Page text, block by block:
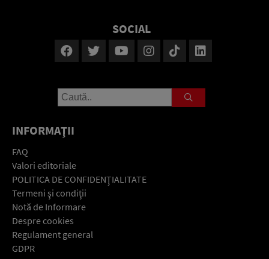
SOCIAL
INFORMAŢII
FAQ
Valori editoriale
POLITICA DE CONFIDENŢIALITATE
Termeni şi condiţii
Notă de Informare
Despre cookies
Regulament general
GDPR